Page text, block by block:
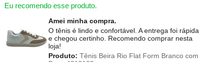
Eu recomendo esse produto.
Amei minha compra.
O tênis é lindo e confortável. A entrega foi rápida
e chegou certinho. Recomendo comprar nesta
loja!
Produto: Tênis Beira Rio Flat Form Branco com